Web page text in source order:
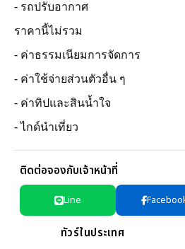
- รถปรับอากาศ
ราคานี้ไม่รวม
- ค่าธรรมเนียมการจัดการ
- ค่าใช้จ่ายส่วนตัวอื่น ๆ
- ค่าทิปและสินน้ำใจ
- ไกด์นำเที่ยว
ติดต่อจองกับเจ้าหน้าที่
Line
ทัวร์ในประเทศ